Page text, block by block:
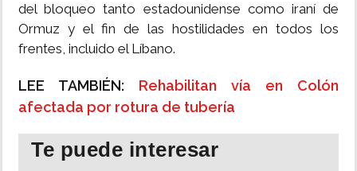
del bloqueo tanto estadounidense como iraní de
Ormuz y el fin de las hostilidades en todos los
frentes, incluido el Líbano.
LEE TAMBIÉN: Rehabilitan vía en Colón
afectada por rotura de tubería
Te puede interesar